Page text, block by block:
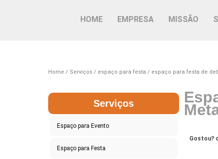
HOME EMPRESA MISSÃO
Home Serviços espaço para festa espaço para festa de
Serviços
Espaço para Evento
Espaço para Festa
Gostou?